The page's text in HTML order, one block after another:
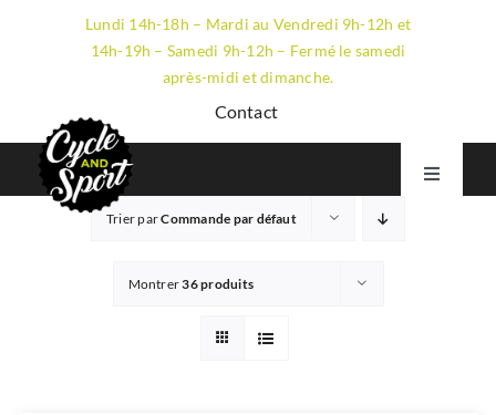
Lundi 14h-18h – Mardi au Vendredi 9h-12h et
14h-19h – Samedi 9h-12h – Fermé le samedi
après-midi et dimanche.
Contact
Toggle
Trier parCommande par défaut
Montrer36 produits